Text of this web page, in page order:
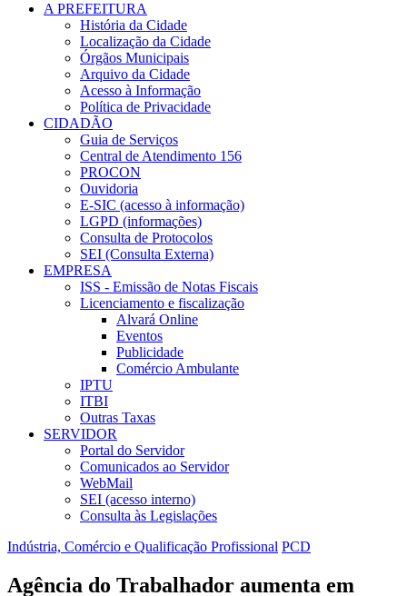
A PREFEITURA
História da Cidade
Localização da Cidade
Órgãos Municipais
Arquivo da Cidade
Acesso à Informação
Política de Privacidade
CIDADÃO
Guia de Serviços
Central de Atendimento 156
PROCON
Ouvidoria
E-SIC (acesso à informação)
LGPD (informações)
Consulta de Protocolos
SEI (Consulta Externa)
EMPRESA
ISS - Emissão de Notas Fiscais
Licenciamento e fiscalização
Alvará Online
Eventos
Publicidade
Comércio Ambulante
IPTU
ITBI
Outras Taxas
SERVIDOR
Portal do Servidor
Comunicados ao Servidor
WebMail
SEI (acesso interno)
Consulta às Legislações
Indústria, Comércio e Qualificação Profissional PCD
Agência do Trabalhador aumenta em